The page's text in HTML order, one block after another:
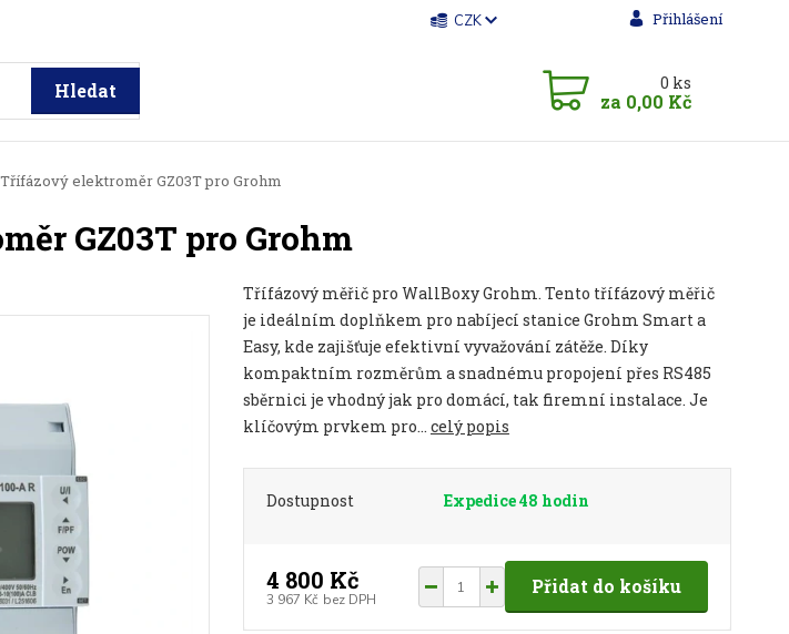
CZK Přihlášení
Hledat 0 ks
za 0,00 Kč
Třífázový elektroměr GZ03T pro Grohm
GZ03T pro Grohm
Třífázový měřič pro WallBoxy Grohm. Tento třífázový měřič
je ideálním doplňkem pro nabíjecí stanice Grohm Smart a
Easy, kde zajišťuje efektivní vyvažování zátěže. Díky
kompaktním rozměrům a snadnému propojení přes RS485
sběrnici je vhodný jak pro domácí, tak firemní instalace. Je
klíčovým prvkem pro... celý popis
Dostupnost Expedice 48 hodin
4 800 Kč
3 967 Kč bez DPH
Přidat do košíku